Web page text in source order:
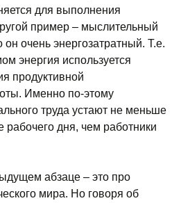
для выполнения
пример – мыслительный
он очень энергозатратный. Т.е.
энергия используется
продуктивной
Именно по-этому
труда устают не меньше
рабочего дня, чем работники
абзаце – это про
мира. Но говоря об